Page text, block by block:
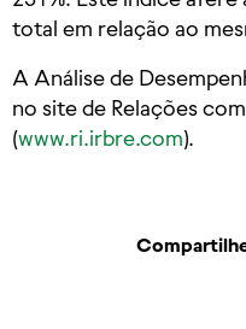
total em relação ao
A Análise de
no site de Relações
(www.ri.irbre.com).